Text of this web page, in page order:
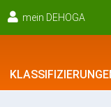
mein DEHOGA